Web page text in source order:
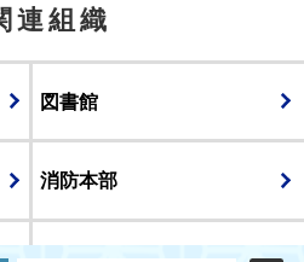
連組織
図書館
消防本部